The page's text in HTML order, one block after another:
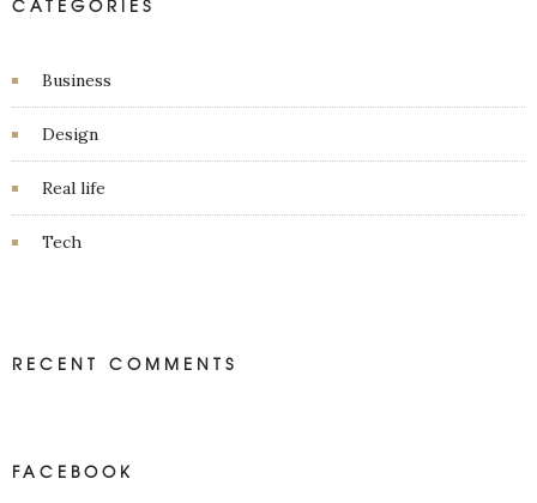
CATEGORIES
Business
Design
Real life
Tech
RECENT COMMENTS
FACEBOOK